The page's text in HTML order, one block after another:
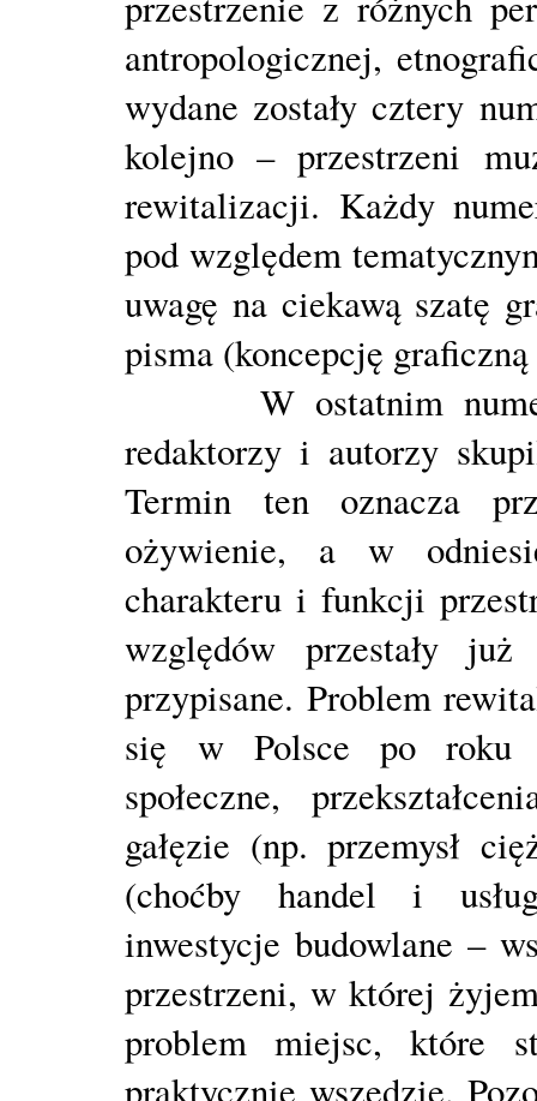
antropologicznej,
wydane zostały cztery
kolejno – przestrzeni
rewitalizacji. Każdy
pod względem
uwagę na ciekawą szatę
pisma (koncepcję
W ostatnim
redaktorzy i autorzy
Termin ten oznacza
ożywienie, a w
charakteru i funkcji
względów przestały
przypisane. Problem
się w Polsce po roku
społeczne,
gałęzie (np. przemysł
(choćby handel i
inwestycje budowlane –
przestrzeni, w której
problem miejsc, które
praktycznie wszędzie.